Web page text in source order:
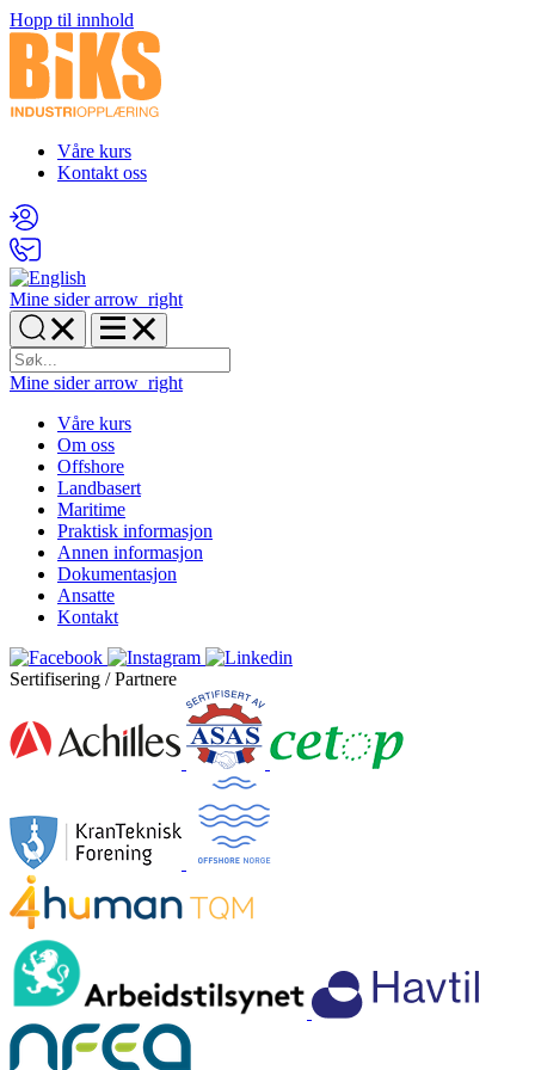
Hopp til innhold
Våre kurs
Kontakt oss
Mine sider arrow_right
Mine sider arrow_right
Våre kurs
Om oss
Offshore
Landbasert
Maritime
Praktisk informasjon
Annen informasjon
Dokumentasjon
Ansatte
Kontakt
Sertifisering / Partnere